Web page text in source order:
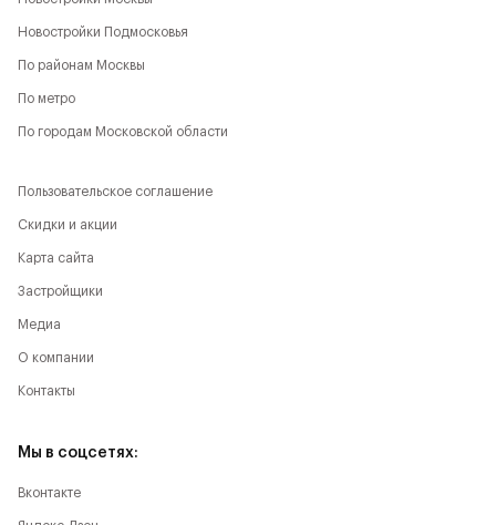
Новостройки Подмосковья
По районам Москвы
По метро
По городам Московской области
Пользовательское соглашение
Скидки и акции
Карта сайта
Застройщики
Медиа
О компании
Контакты
Мы в соцсетях:
Вконтакте